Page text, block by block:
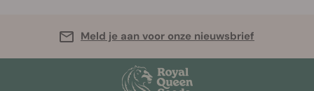
Meld je aan voor onze nieuwsbrief